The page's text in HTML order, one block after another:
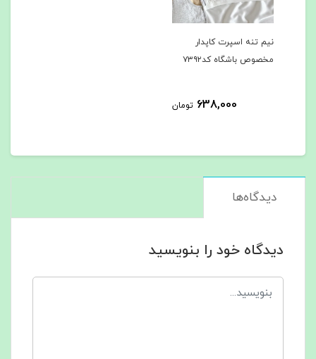
نیم تنه اسپرت کاپدار
مخصوص باشگاه کد۷۳۹۲
638,000 تومان
دیدگاه‌ها
دیدگاه خود را بنویسید